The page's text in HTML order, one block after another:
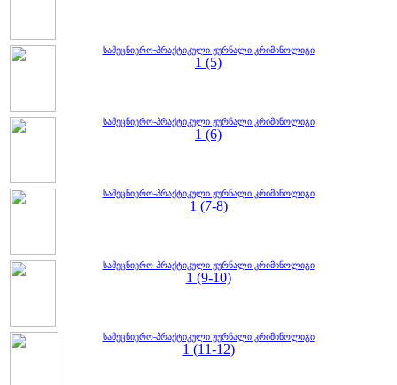
სამეცნიერო-პრაქტიკული ჟურნალი კრიმინოლიგი
1 (5)
სამეცნიერო-პრაქტიკული ჟურნალი კრიმინოლიგი
1 (6)
სამეცნიერო-პრაქტიკული ჟურნალი კრიმინოლიგი
1 (7-8)
სამეცნიერო-პრაქტიკული ჟურნალი კრიმინოლიგი
1 (9-10)
სამეცნიერო-პრაქტიკული ჟურნალი კრიმინოლიგი
1 (11-12)